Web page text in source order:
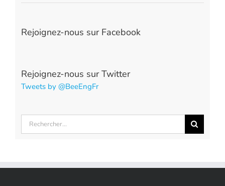
Rejoignez-nous sur Facebook
Rejoignez-nous sur Twitter
Tweets by @BeeEngFr
Rechercher: